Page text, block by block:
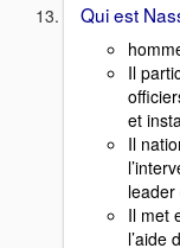
Qui est
Il
et
Il
Il met
l’aide